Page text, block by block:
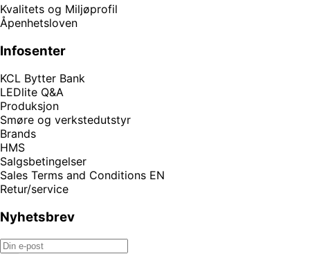
Kvalitets og Miljøprofil
Åpenhetsloven
Infosenter
KCL Bytter Bank
LEDlite Q&A
Produksjon
Smøre og verkstedutstyr
Brands
HMS
Salgsbetingelser
Sales Terms and Conditions EN
Retur/service
Nyhetsbrev